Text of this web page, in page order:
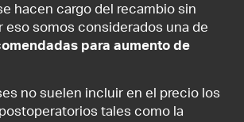
hacen cargo del recambio sin
eso somos considerados una de
para aumento de
no suelen incluir en el precio los
tales como la